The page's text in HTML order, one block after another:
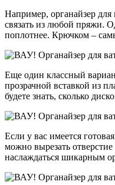
Например, органайзер
связать из любой пряжи.
поплотнее. Крючком –
Еще один классный
прозрачной вставкой из
будете знать, сколько
Если у вас имеется
можно вырезать
наслаждаться шикарным